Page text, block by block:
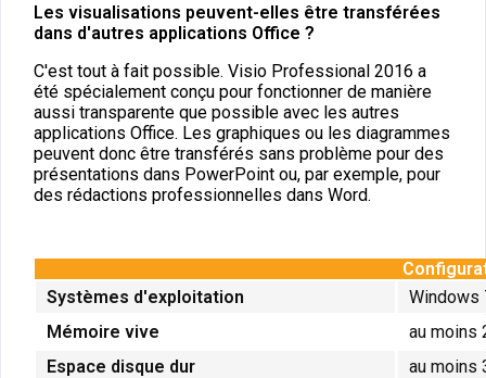
Les visualisations peuvent-elles être transférées
dans d'autres applications Office ?
C'est tout à fait possible. Visio Professional 2016 a
été spécialement conçu pour fonctionner de manière
aussi transparente que possible avec les autres
applications Office. Les graphiques ou les diagrammes
peuvent donc être transférés sans problème pour des
présentations dans PowerPoint ou, par exemple, pour
des rédactions professionnelles dans Word.
Systèmes d'exploitation
Windows
Mémoire vive
au moins
Espace disque dur
au moins